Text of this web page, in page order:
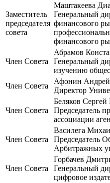
Заместитель
председателя
совета
Маштакеева
Генеральный
финансового
финансового
Член Совета
Абрамов
Генеральный
изучению
Член Совета
Афонин
Директор
Член Совета
Беляков
Председатель
ассоциации
Член Совета
Василега
Председатель
Арбитражных
Член Совета
Горбачев
Генеральный
цифровое